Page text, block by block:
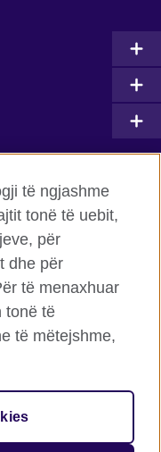
të ngjashme
tonë të uebit,
për
dhe për
të menaxhuar
tonë të
të mëtejshme,